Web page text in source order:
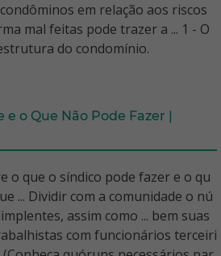
condôminos em relação aos riscos
mal feitas pode trazer a ... 1 - O
do condomínio.
o Que Não Pode Fazer |
o que o síndico pode fazer e o qu
... Dividir com a comunidade o nú
assim como ... bem suas
com funcionários terceiri